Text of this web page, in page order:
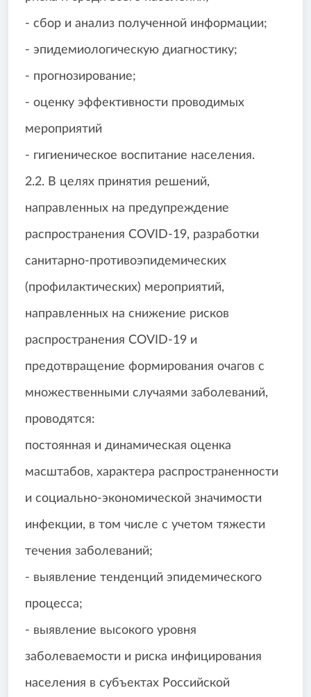
- сбор и анализ полученной информации;
- эпидемиологическую диагностику;
- прогнозирование;
- оценку эффективности проводимых
мероприятий
- гигиеническое воспитание населения.
2.2. В целях принятия решений,
направленных на предупреждение
распространения COVID-19, разработки
санитарно-противоэпидемических
(профилактических) мероприятий,
направленных на снижение рисков
распространения COVID-19 и
предотвращение формирования очагов с
множественными случаями заболеваний,
проводятся:
постоянная и динамическая оценка
масштабов, характера распространенности
и социально-экономической значимости
инфекции, в том числе с учетом тяжести
течения заболеваний;
- выявление тенденций эпидемического
процесса;
- выявление высокого уровня
заболеваемости и риска инфицирования
населения в субъектах Российской